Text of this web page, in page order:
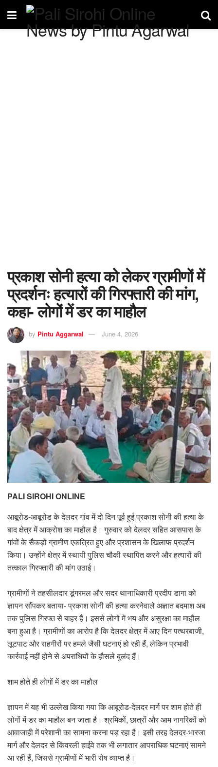
प्रकाश सोनी हत्या को लेकर ग्रामीणों में
प्रदर्शनः हत्यारों की गिरफ्तारी की मांग,
कहा- लोगों में डर का माहौल
by Pintu Aggarwal June 4, 2026
PALI SIROHI ONLINE
आबूरोड-आबूरोड के देलदर गांव में दो दिन पूर्व हुई प्रकाश सोनी की हत्या के
बाद क्षेत्र में आक्रोश का माहौल है। गुरुवार को देलदर सहित आसपास के
गांवों के सैकड़ों ग्रामीण एकत्रित हुए और प्रशासन के खिलाफ प्रदर्शन
किया। उन्होंने क्षेत्र में स्थायी पुलिस चौकी स्थापित करने और हत्यारों की
तत्काल गिरफ्तारी की मांग उठाई।
ग्रामीणों ने तहसीलदार डूंगरमल और सदर थानाधिकारी प्रदीप डागा को
ज्ञापन सौंपकर बताया- प्रकाश सोनी की हत्या करनेवाले अज्ञात बदमाश अब
तक पुलिस गिरफ्त से बाहर हैं। इससे लोगों में भय और असुरक्षा का माहौल
बना हुआ है। ग्रामीणों का आरोप है कि देलदर क्षेत्र में आए दिन पत्थरबाजी,
लूटपाट और राहगीरों पर हमले जैसी घटनाएं हो रही हैं, लेकिन प्रभावी
कार्रवाई नहीं होने से अपराधियों के हौसले बुलंद हैं।
शाम होते ही लोगों में डर का माहौल
ज्ञापन में यह भी उल्लेख किया गया कि आबूरोड-देलदर मार्ग पर शाम होते ही
लोगों में डर का माहौल बन जाता है। श्रमिकों, छात्रों और आम नागरिकों को
आवाजाही में परेशानी का सामना करना पड़ रहा है। इसी तरह देलदर-भारजा
मार्ग और देलदर से किंवरली हाईवे तक भी लगातार आपराधिक घटनाएं सामने
आ रही हैं, जिससे ग्रामीणों में भारी रोष व्याप्त है।